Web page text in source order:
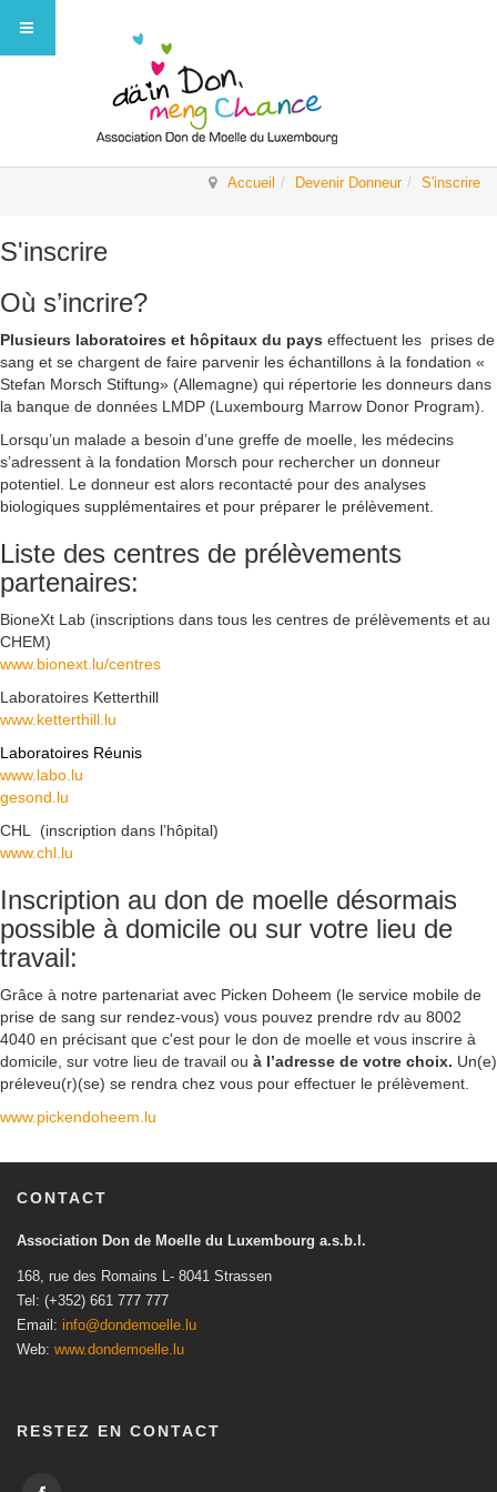
Accueil Devenir Donneur S'inscrire
S'inscrire
Où s’incrire?
Plusieurs laboratoires et hôpitaux du pays effectuent les prises de
sang et se chargent de faire parvenir les échantillons à la fondation «
Stefan Morsch Stiftung» (Allemagne) qui répertorie les donneurs dans
la banque de données LMDP (Luxembourg Marrow Donor Program).
Lorsqu’un malade a besoin d’une greffe de moelle, les médecins
s’adressent à la fondation Morsch pour rechercher un donneur
potentiel. Le donneur est alors recontacté pour des analyses
biologiques supplémentaires et pour préparer le prélèvement.
Liste des centres de prélèvements
partenaires:
BioneXt Lab (inscriptions dans tous les centres de prélèvements et au
CHEM)
www.bionext.lu/centres
Laboratoires Ketterthill
www.ketterthill.lu
Laboratoires Réunis
www.labo.lu
gesond.lu
CHL (inscription dans l’hôpital)
www.chl.lu
Inscription au don de moelle désormais
possible à domicile ou sur votre lieu de
travail:
Grâce à notre partenariat avec Picken Doheem (le service mobile de
prise de sang sur rendez-vous) vous pouvez prendre rdv au 8002
4040 en précisant que c'est pour le don de moelle et vous inscrire à
domicile, sur votre lieu de travail ou à l’adresse de votre choix. Un(e)
préleveu(r)(se) se rendra chez vous pour effectuer le prélèvement.
www.pickendoheem.lu
CONTACT
Association Don de Moelle du Luxembourg a.s.b.l.
168, rue des Romains L- 8041 Strassen
Tel: (+352) 661 777 777
Email: info@dondemoelle.lu
Web: www.dondemoelle.lu
RESTEZ EN CONTACT